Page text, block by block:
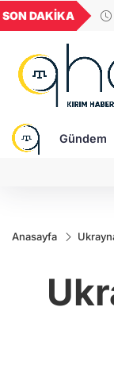
SON DAKİKA
GEL
18,1973
Gündem
Anasayfa